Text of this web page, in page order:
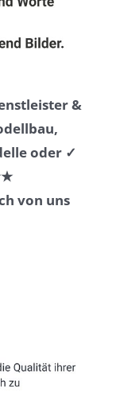
&
oder ✓
von uns